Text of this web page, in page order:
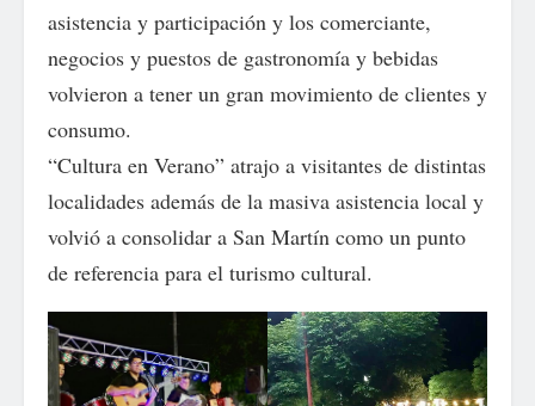
asistencia y participación y los comerciante,
negocios y puestos de gastronomía y bebidas
volvieron a tener un gran movimiento de clientes y
consumo.
“Cultura en Verano” atrajo a visitantes de distintas
localidades además de la masiva asistencia local y
volvió a consolidar a San Martín como un punto
de referencia para el turismo cultural.